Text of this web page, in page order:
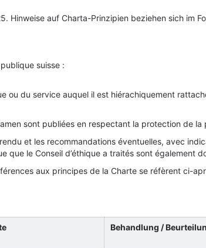
Hinweise auf Charta-Prinzipien beziehen sich im
suisse :
ou du service auquel il est hiérachiquement
sont publiées en respectant la protection de la
et les recommandations éventuelles, avec
que le Conseil d’éthique a traités sont également
aux principes de la Charte se réfèrent ci-
Behandlung /